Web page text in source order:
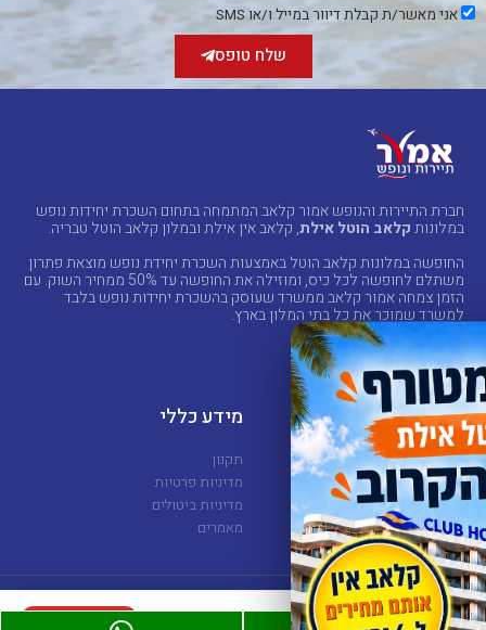
8,500 ₪
אני
מאשר/ת
אני מאשר/ת קבלת דיוור במייל ו/או SMS
שלח טופס
חברת התיירות והנופש אמור קלאב המתמחה בתחום השכרת יחידות נופש
במלונותקלאב הוטל אילת, קלאב אין אילת ובמלון קלאב הוטל טבריה.
החופשה במלונות קלאב הוטל באמצעות השכרת יחידת נופש מוצאת פתרון
משתלם לחופשה לכל כיס, ומוזילה את החופשה עד 50% ממחיר השוק. עם
הזמן צמחה אמור קלאב ממשרד שעוסק בהשכרת יחידות נופש בלבד
למשרד שמוכר את כל בתי המלון בארץ.
מלונות
קלאב הוטל אילת
קלאב אין אילת
קלאב הוטל טבריה
סי סייד אילת
מידע כללי
תקנון
מדיניות פרטיות
מדיניות ביטולים
מאמרים